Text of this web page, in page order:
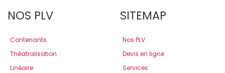
NOS PLV
Contenants
Théatralisation
Linéaire
SITEMAP
Nos PLV
Devis en ligne
Services